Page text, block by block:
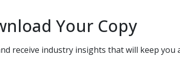
Your Copy
receive industry insights that will keep you